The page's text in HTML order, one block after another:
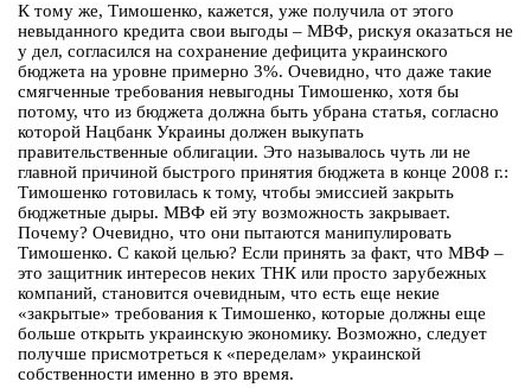
К тому же, Тимошенко, кажется, уже получила от этого
невыданного кредита свои выгоды – МВФ, рискуя оказаться не
у дел, согласился на сохранение дефицита украинского
бюджета на уровне примерно 3%. Очевидно, что даже такие
смягченные требования невыгодны Тимошенко, хотя бы
потому, что из бюджета должна быть убрана статья, согласно
которой Нацбанк Украины должен выкупать
правительственные облигации. Это называлось чуть ли не
главной причиной быстрого принятия бюджета в конце 2008 г.:
Тимошенко готовилась к тому, чтобы эмиссией закрыть
бюджетные дыры. МВФ ей эту возможность закрывает.
Почему? Очевидно, что они пытаются манипулировать
Тимошенко. С какой целью? Если принять за факт, что МВФ –
это защитник интересов неких ТНК или просто зарубежных
компаний, становится очевидным, что есть еще некие
«закрытые» требования к Тимошенко, которые должны еще
больше открыть украинскую экономику. Возможно, следует
получше присмотреться к «переделам» украинской
собственности именно в это время.